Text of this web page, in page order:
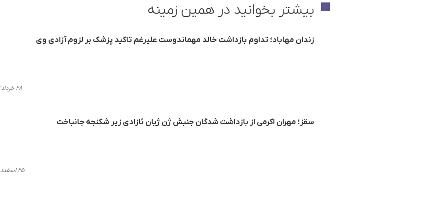
بیشتر بخوانید در همین زمینه
زندان مهاباد؛ تداوم بازداشت خالد مهماندوست علیرغم تاکید پزشک بر لزوم آزادی وی
۲۸ خرداد ۱۴۰۳، ۱۳:۰۳
سقز؛ مهران اکرمی از بازداشت شدگان جنبش ژن ژیان ئازادی زیر شکنجه جانباخت
۲۵ اسفند ۱۴۰۲، ۲۱:۵۵